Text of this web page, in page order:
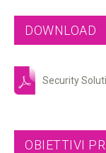
DOWNLOAD
Security
OBIETTIVI